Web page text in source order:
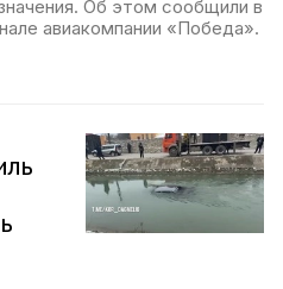
Об этом сообщили в
авиакомпании «Победа».